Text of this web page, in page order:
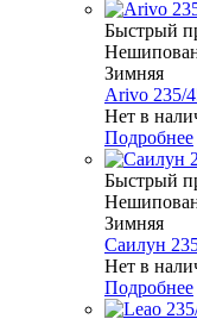
Быстрый
Зимняя
Arivo 235/
Нет в
Подробнее
Быстрый
Зимняя
Саилун
Нет в
Подробнее